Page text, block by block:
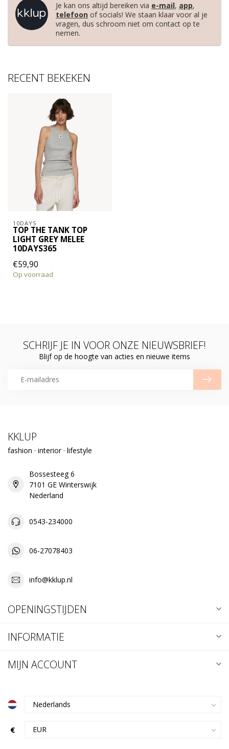
Je kan ons altijd bereiken via e-mail, app,
telefoon of socials! We staan klaar voor al je
vragen, dus schroom niet om contact op te
nemen.
RECENT BEKEKEN
10DAYS
TOP THE TANK TOP
LIGHT GREY MELEE
10DAYS365
€59,90
Op voorraad
SCHRIJF JE IN VOOR ONZE NIEUWSBRIEF!
Blijf op de hoogte van acties en nieuwe items
KKLUP
fashion · interior · lifestyle
Bossesteeg 6
7101 GE Winterswijk
Nederland
0543-234000
06-27078403
info@kklup.nl
OPENINGSTIJDEN
INFORMATIE
MIJN ACCOUNT
€